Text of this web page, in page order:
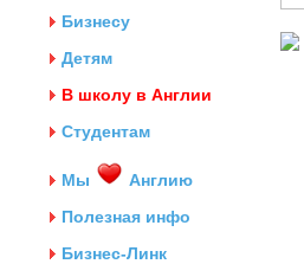
Бизнесу
Детям
В школу в Англии
Студентам
Мы
Англию
Полезная инфо
Бизнес-Линк